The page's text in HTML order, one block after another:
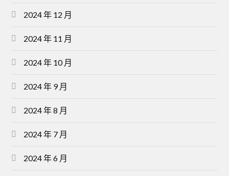
2024 年 12 月
2024 年 11 月
2024 年 10 月
2024 年 9 月
2024 年 8 月
2024 年 7 月
2024 年 6 月